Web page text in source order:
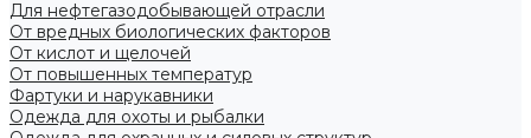
Для нефтегазодобывающей отрасли
От вредных биологических факторов
От кислот и щелочей
От повышенных температур
Фартуки и нарукавники
Одежда для охоты и рыбалки